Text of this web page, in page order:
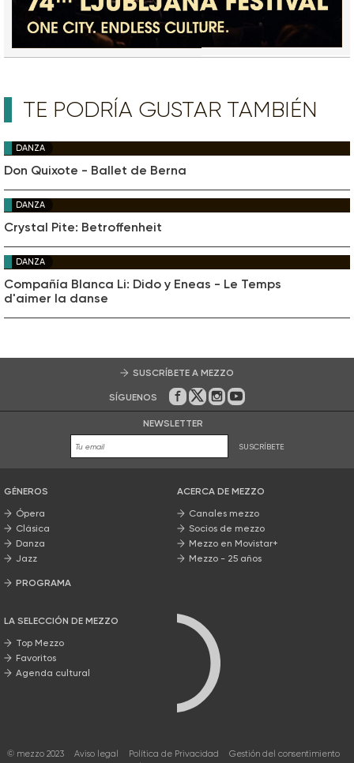
TE PODRÍA GUSTAR TAMBIÉN
DANZA
Don Quixote - Ballet de Berna
DANZA
Crystal Pite: Betroffenheit
DANZA
Compañía Blanca Li: Dido y Eneas - Le Temps
d'aimer la danse
SUSCRÍBETE A MEZZO
SÍGUENOS En Facebook
En Twitter
En Instagram
En Youtube
NEWSLETTER
SUSCRÍBETE
GÉNEROS
Ópera
Clásica
Danza
Jazz
PROGRAMA
LA SELECCIÓN DE MEZZO
Top Mezzo
Favoritos
Agenda cultural
ACERCA DE MEZZO
Canales mezzo
Socios de mezzo
Mezzo en Movistar+
Mezzo - 25 años
© mezzo 2023 Aviso legal Política de Privacidad
Gestión del consentimiento